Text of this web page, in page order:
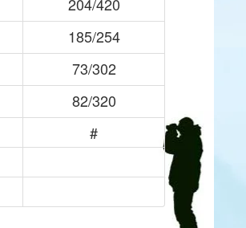
185/254
73/302
82/320
#